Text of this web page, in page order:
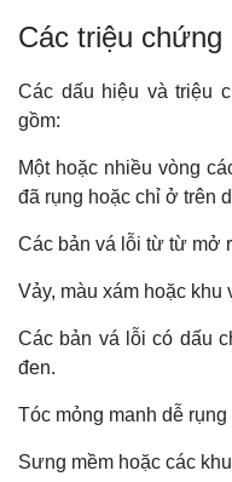
Các triệu chứng
Các dấu hiệu và triệu
gồm:
Một hoặc nhiều vòng
đã rụng hoặc chỉ ở trên
Các bản vá lỗi từ từ mở
Vảy, màu xám hoặc khu
Các bản vá lỗi có dấu
đen.
Tóc mỏng manh dễ
Sưng mềm hoặc các